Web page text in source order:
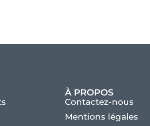
À PROPOS
Contactez-nous
Mentions légales